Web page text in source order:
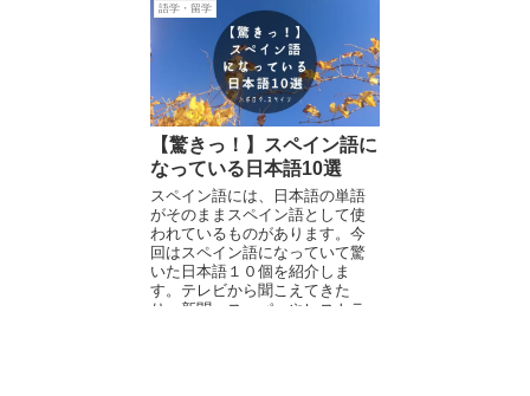
語学・留学
【驚きっ！】スペイン語に
なっている日本語10選
スペイン語には、日本語の単語
がそのままスペイン語として使
われているものがあります。今
回はスペイン語になっていて驚
いた日本語１０個を紹介しま
す。テレビから聞こえてきた
り、新聞、スーパーやレストラ